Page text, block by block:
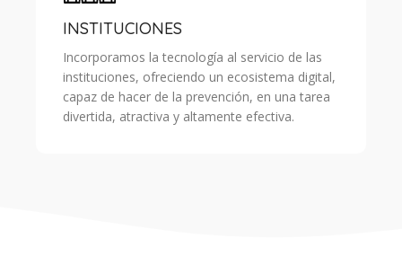
INSTITUCIONES
Incorporamos la tecnología al servicio de las
instituciones, ofreciendo un ecosistema digital,
capaz de hacer de la prevención, en una tarea
divertida, atractiva y altamente efectiva.